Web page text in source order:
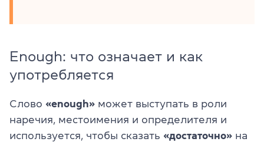
Enough: что означает и как
употребляется
Слово «enough» может выступать в роли
наречия, местоимения и определителя и
используется, чтобы сказать «достаточно» на